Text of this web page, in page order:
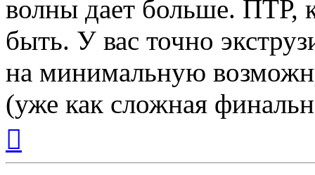
волны дает больше. ПТР,
быть. У вас точно
на минимальную
(уже как сложная
началу